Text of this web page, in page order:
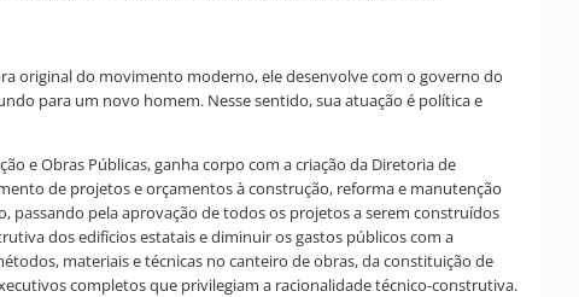
original do movimento moderno, ele desenvolve com o governo do
para um novo homem. Nesse sentido, sua atuação é política e
e Obras Públicas, ganha corpo com a criação da Diretoria de
de projetos e orçamentos à construção, reforma e manutenção
passando pela aprovação de todos os projetos a serem construídos
dos edifícios estatais e diminuir os gastos públicos com a
materiais e técnicas no canteiro de obras, da constituição de
completos que privilegiam a racionalidade técnico-construtiva.